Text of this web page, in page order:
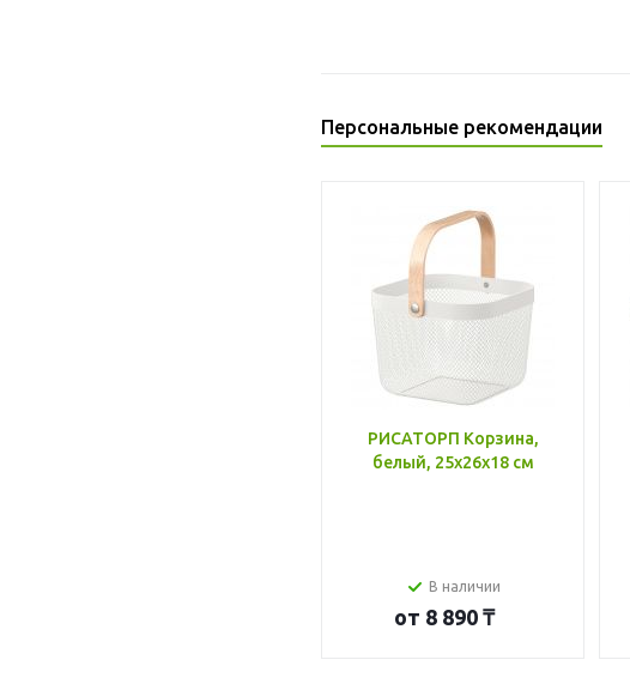
Персональные рекомендации
РИСАТОРП Корзина,
белый, 25x26x18 см
В наличии
от 8 890 ₸